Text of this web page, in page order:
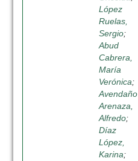
López
Ruelas,
Sergio;
Abud
Cabrera,
María
Verónica;
Avendaño
Arenaza,
Alfredo;
Díaz
López,
Karina;